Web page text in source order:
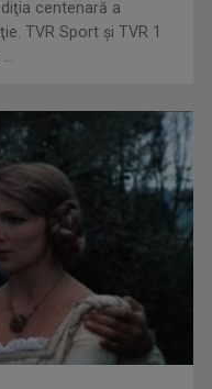
mai votată piesă în
centenară a
TVR Sport şi TVR 1